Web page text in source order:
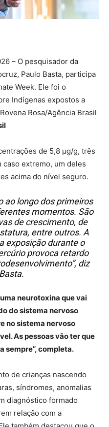
– O pesquisador da
Paulo Basta, participa
Week. Ele foi o
Indígenas expostos a
Rosa/Agência Brasil
de 5,8 µg/g, três
caso extremo, um deles
acima do nível seguro.
ao longo dos primeiros
momentos. São
de crescimento, de
entre outros. A
exposição durante o
provoca retardo
diz
neurotoxina que vai
do sistema nervoso
no sistema nervoso
As pessoas vão ter que
sempre”, completa.
de crianças nascendo
síndromes, anomalias
diagnóstico formado
relação com a